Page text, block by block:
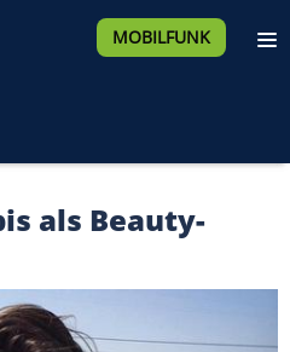
MOBILFUNK
als Beauty-